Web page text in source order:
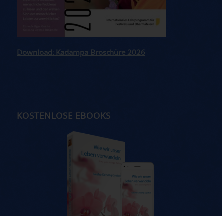
Download: Kadampa Broschüre 2026
KOSTENLOSE EBOOKS